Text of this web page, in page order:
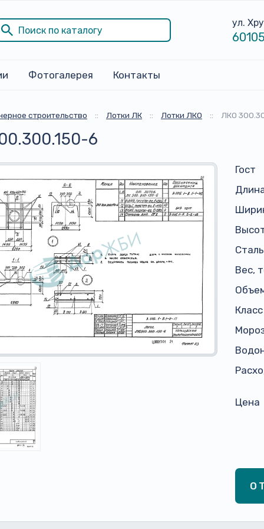
ул.
Фотогалерея Контакты
строительство :: Лотки ЛК :: Лотки ЛКО :: ЛКО
6
Гост
Вес,
Цена